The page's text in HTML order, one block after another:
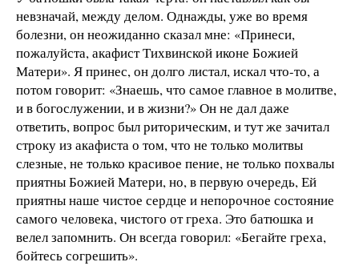
невзначай, между делом. Однажды, уже во время
болезни, он неожиданно сказал мне: «Принеси,
пожалуйста, акафист Тихвинской иконе Божией
Матери». Я принес, он долго листал, искал что-то, а
потом говорит: «Знаешь, что самое главное в молитве,
и в богослужении, и в жизни?» Он не дал даже
ответить, вопрос был риторическим, и тут же зачитал
строку из акафиста о том, что не только молитвы
слезные, не только красивое пение, не только похвалы
приятны Божией Матери, но, в первую очередь, Ей
приятны наше чистое сердце и непорочное состояние
самого человека, чистого от греха. Это батюшка и
велел запомнить. Он всегда говорил: «Бегайте греха,
бойтесь согрешить».